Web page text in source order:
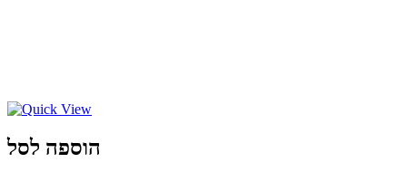
הוספה לסל